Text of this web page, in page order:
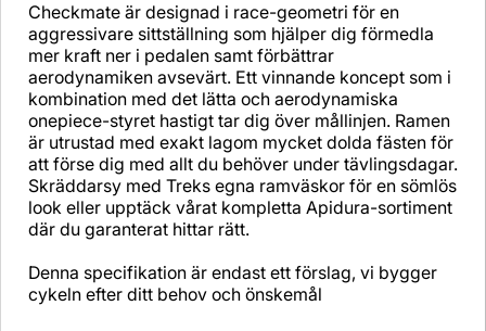
Checkmate är designad i race-geometri för en
aggressivare sittställning som hjälper dig förmedla
mer kraft ner i pedalen samt förbättrar
aerodynamiken avsevärt. Ett vinnande koncept som i
kombination med det lätta och aerodynamiska
onepiece-styret hastigt tar dig över mållinjen. Ramen
är utrustad med exakt lagom mycket dolda fästen för
att förse dig med allt du behöver under tävlingsdagar.
Skräddarsy med Treks egna ramväskor för en sömlös
look eller upptäck vårat kompletta Apidura-sortiment
där du garanterat hittar rätt.
Denna specifikation är endast ett förslag, vi bygger
cykeln efter ditt behov och önskemål